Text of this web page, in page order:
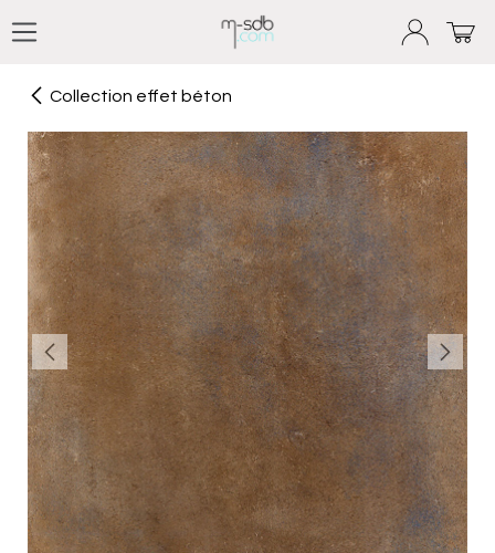
Collection effet béton